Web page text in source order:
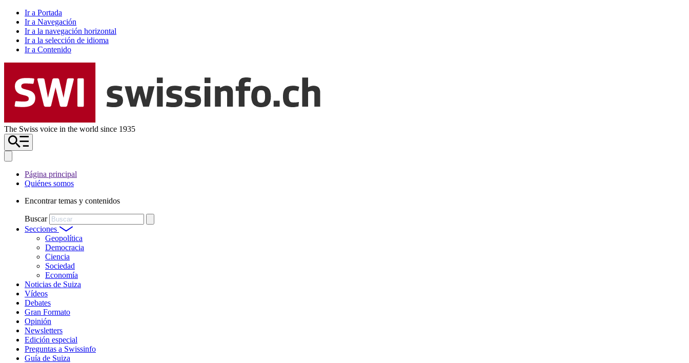
Ir a Portada
Ir a Navegación
Ir a la navegación horizontal
Ir a la selección de idioma
Ir a Contenido
The Swiss voice in the world since 1935
Página principal
Quiénes somos
Encontrar temas y contenidos
Buscar
Secciones
Geopolítica
Democracia
Ciencia
Sociedad
Economía
Noticias de Suiza
Vídeos
Debates
Gran Formato
Opinión
Newsletters
Edición especial
Preguntas a Swissinfo
Guía de Suiza